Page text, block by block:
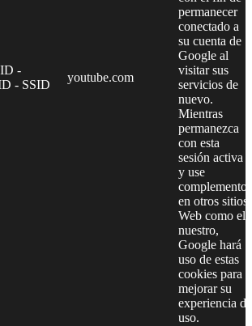
-
- SSID
youtube.com
permanecer
conectado a
su cuenta de
Google al
visitar sus
servicios de
nuevo.
Mientras
permanezca
con esta
sesión activa
y use
complementos
en otros sitios
Web como el
nuestro,
Google hará
uso de estas
cookies para
mejorar su
experiencia de
uso.